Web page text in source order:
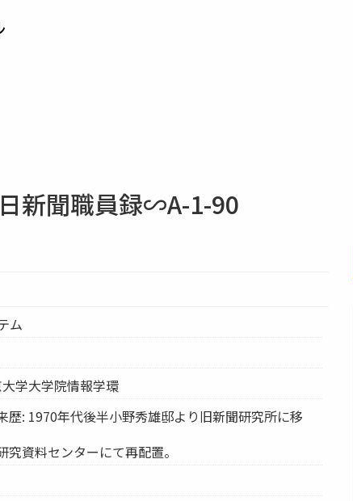
新聞職員録∽A-1-90
ム
学大学院情報学環
歴: 1970年代後半小野秀雄邸より旧新聞研究所に移
資料センターにて再配置。